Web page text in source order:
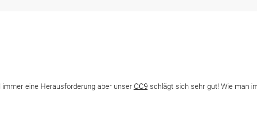
immer eine Herausforderung aber unser CC9schlägt sich sehr gut! Wie man